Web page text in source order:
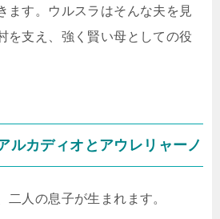
ます。ウルスラはそんな夫を見
を支え、強く賢い母としての役
ルカディオとアウレリャーノ
二人の息子が生まれます。